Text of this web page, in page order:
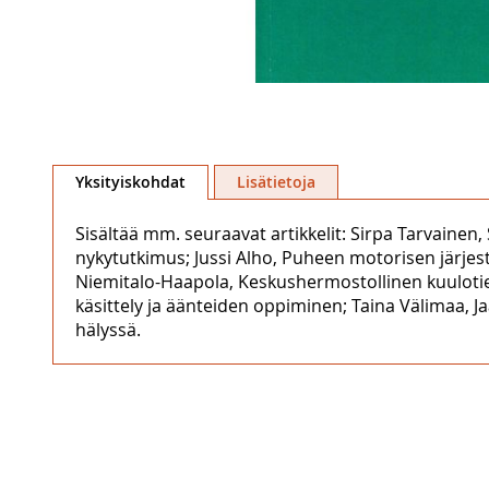
to
the
images
gallery
Yksityiskohdat
Sisältää mm. seuraavat artikkelit: Sirpa
nykytutkimus; Jussi Alho, Puheen motorisen
Niemitalo-Haapola, Keskushermostollinen
käsittely ja äänteiden oppiminen; Taina Välimaa,
hälyssä.
Lisätietoja